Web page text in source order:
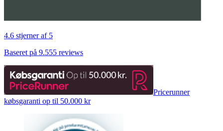
4.6 stjerner af 5
Baseret på 9.555 reviews
Pricerunner
købsgaranti op til 50.000 kr